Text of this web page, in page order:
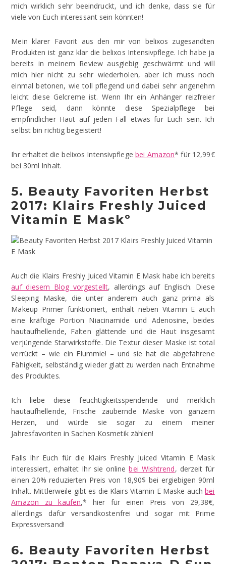
mich wirklich sehr beeindruckt, und ich denke, dass sie für
viele von Euch interessant sein könnten!
Mein klarer Favorit aus den mir von belixos zugesandten
Produkten ist ganz klar die belixos Intensivpflege. Ich habe ja
bereits in meinem Review ausgiebig geschwärmt und will
mich hier nicht zu sehr wiederholen, aber ich muss noch
einmal betonen, wie toll pflegend und dabei sehr angenehm
leicht diese Gelcreme ist. Wenn Ihr ein Anhänger reizfreier
Pflege seid, dann könnte diese Spezialpflege bei
empfindlicher Haut auf jeden Fall etwas für Euch sein. Ich
selbst bin richtig begeistert!
Ihr erhaltet die belixos Intensivpflegebei Amazon* für 12,99€
bei 30ml Inhalt.
5. Beauty Favoriten Herbst
2017: Klairs Freshly Juiced
Vitamin E Maskº
Auch die Klairs Freshly Juiced Vitamin E Mask habe ich bereits
auf diesem Blog vorgestellt, allerdings auf Englisch. Diese
Sleeping Maske, die unter anderem auch ganz prima als
Makeup Primer funktioniert, enthält neben Vitamin E auch
eine kräftige Portion Niacinamide und Adenosine, beides
hautaufhellende, Falten glättende und die Haut insgesamt
verjüngende Starwirkstoffe. Die Textur dieser Maske ist total
verrückt – wie ein Flummie! – und sie hat die abgefahrene
Fähigkeit, selbständig wieder glatt zu werden nach Entnahme
des Produktes.
Ich liebe diese feuchtigkeitsspendende und merklich
hautaufhellende, Frische zaubernde Maske von ganzem
Herzen, und würde sie sogar zu einem meiner
Jahresfavoriten in Sachen Kosmetik zählen!
Falls Ihr Euch für die Klairs Freshly Juiced Vitamin E Mask
interessiert, erhaltet Ihr sie onlinebei Wishtrend, derzeit für
einen 20% reduzierten Preis von 18,90$ bei ergiebigen 90ml
Inhalt. Mittlerweile gibt es die Klairs Vitamin E Maske auchbei
Amazon zu kaufen,* hier für einen Preis von 29,38€,
allerdings dafür versandkostenfrei und sogar mit Prime
Expressversand!
6. Beauty Favoriten Herbst